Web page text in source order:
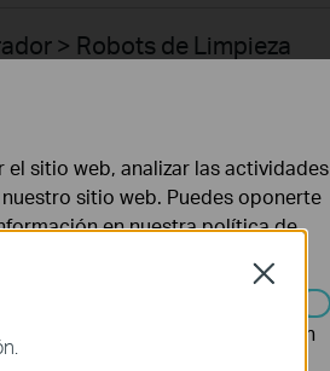
> Robots de Limpieza
> Ceiling Mount
> Wall Plate
Acceso > Outdoor
> Bridges
Campus
Close
sitio web, analizar las actividades
sitio web. Puedes oponerte
en nuestrapolítica de
web y no pueden desactivarse en